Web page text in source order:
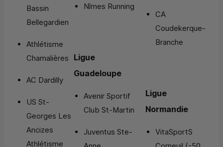
Bassin
Bellegardien
Athlétisme
Chamalières
AC Dardilly
US St-
Georges Les
Ancizes
Athlétisme
Nîmes Running
Ligue
Guadeloupe
Avenir Sportif
Club St-Martin
Juventus Ste-
CA
Coudekerque-
Branche
Ligue
Normandie
VitaSportS